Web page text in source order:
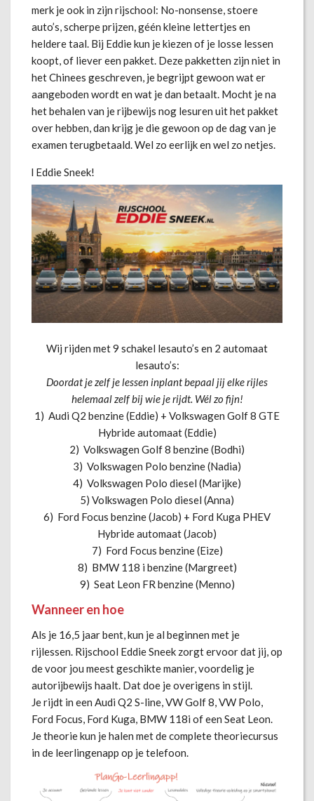
merk je ook in zijn rijschool: No-nonsense, stoere
auto’s, scherpe prijzen, géén kleine lettertjes en
heldere taal. Bij Eddie kun je kiezen of je losse lessen
koopt, of liever een pakket. Deze pakketten zijn niet in
het Chinees geschreven, je begrijpt gewoon wat er
aangeboden wordt en wat je dan betaalt. Mocht je na
het behalen van je rijbewijs nog lesuren uit het pakket
over hebben, dan krijg je die gewoon op de dag van je
examen terugbetaald. Wel zo eerlijk en wel zo netjes.
Eddie Sneek!
Wij rijden met 9 schakel lesauto’s en 2 automaat
lesauto’s:
Doordat je zelf je lessen inplant bepaal jij elke rijles
helemaal zelf bij wie je rijdt. Wél zo fijn!
1) Audi Q2 benzine (Eddie) + Volkswagen Golf 8 GTE
Hybride automaat (Eddie)
2) Volkswagen Golf 8 benzine (Bodhi)
3) Volkswagen Polo benzine (Nadia)
4) Volkswagen Polo diesel (Marijke)
5) Volkswagen Polo diesel (Anna)
6) Ford Focus benzine (Jacob) + Ford Kuga PHEV
Hybride automaat (Jacob)
7) Ford Focus benzine (Eize)
8) BMW 118 i benzine (Margreet)
9) Seat Leon FR benzine (Menno)
Wanneer en hoe
Als je 16,5 jaar bent, kun je al beginnen met je
rijlessen. Rijschool Eddie Sneek zorgt ervoor dat jij, op
de voor jou meest geschikte manier, voordelig je
autorijbewijs haalt. Dat doe je overigens in stijl.
Je rijdt in een Audi Q2 S-line, VW Golf 8, VW Polo,
Ford Focus, Ford Kuga, BMW 118i of een Seat Leon.
Je theorie kun je halen met de complete theoriecursus
in de leerlingenapp op je telefoon.